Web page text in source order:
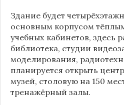
Здание будет
основным корпусом
учебных кабинетов, здесь
библиотека, студии
моделирования,
планируется открыть
музей, столовую на 150
тренажёрный залы.